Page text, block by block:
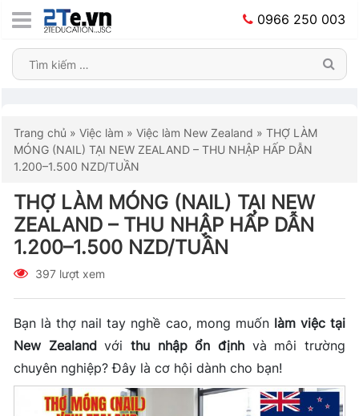
0966 250 003
Trang chủ » Việc làm » Việc làm New Zealand » THỢ LÀM
MÓNG (NAIL) TẠI NEW ZEALAND – THU NHẬP HẤP DẪN
1.200–1.500 NZD/TUẦN
THỢ LÀM MÓNG (NAIL) TẠI NEW
ZEALAND – THU NHẬP HẤP DẪN
1.200–1.500 NZD/TUẦN
397 lượt xem
Bạn là thợ nail tay nghề cao, mong muốn làm việc tại
New Zealandvớithu nhập ổn địnhvà môi trường
chuyên nghiệp? Đây là cơ hội dành cho bạn!